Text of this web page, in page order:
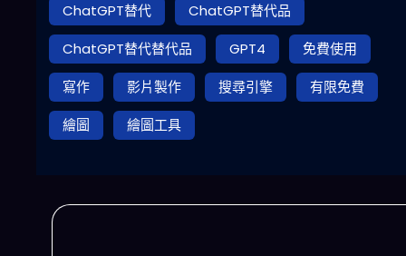
ChatGPT替代
ChatGPT替代品
ChatGPT替代替代品
GPT4
免費使用
寫作
影片製作 搜尋引擎
有限免費
繪圖
繪圖工具